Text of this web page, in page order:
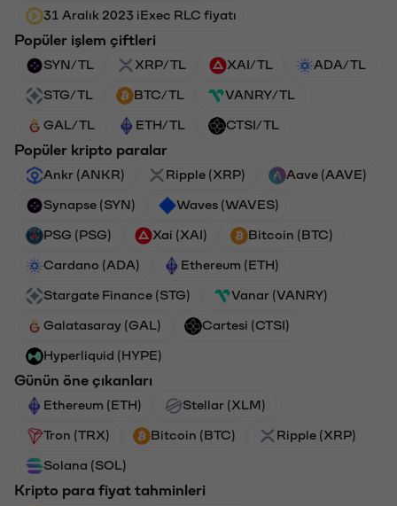
31 Aralık 2023 iExec RLC fiyatı
Popüler işlem çiftleri
SYN/TL XRP/TL XAI/TL ADA/TL
STG/TL BTC/TL VANRY/TL
GAL/TL ETH/TL CTSI/TL
Popüler kripto paralar
Ankr (ANKR) Ripple (XRP) Aave (AAVE)
Synapse (SYN) Waves (WAVES)
PSG (PSG) Xai (XAI) Bitcoin (BTC)
Cardano (ADA) Ethereum (ETH)
Stargate Finance (STG) Vanar (VANRY)
Galatasaray (GAL) Cartesi (CTSI)
Hyperliquid (HYPE)
Günün öne çıkanları
Ethereum (ETH) Stellar (XLM)
Tron (TRX) Bitcoin (BTC) Ripple (XRP)
Solana (SOL)
Kripto para fiyat tahminleri